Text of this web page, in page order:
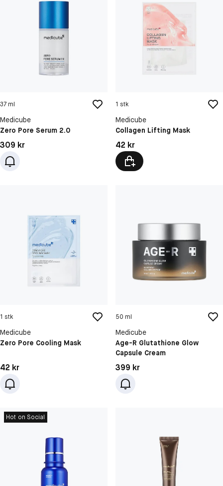
37 ml
Medicube
Zero Pore Serum 2.0
Pris: 309 kr
309 kr
1 stk
Medicube
Collagen Lifting Mask
Pris: 42 kr
42 kr
1 stk
Medicube
Zero Pore Cooling Mask
Pris: 42 kr
42 kr
50 ml
Medicube
Age-R Glutathione Glow
Capsule Cream
Pris: 399 kr
399 kr
Hot on Social